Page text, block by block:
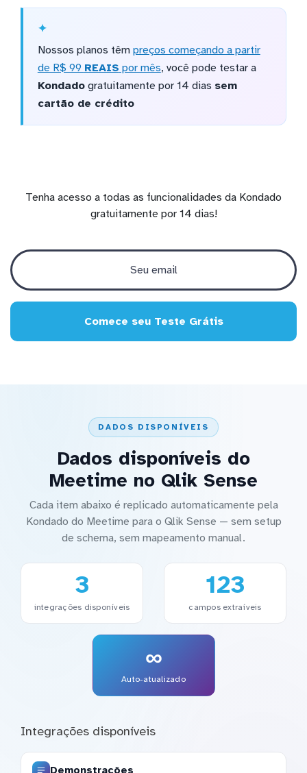
Nossos planos têm preços começando a partir
de R$ 99 REAIS por mês, você pode testar a
Kondadogratuitamente por 14 dias sem
cartão de crédito
Tenha acesso a todas as funcionalidades da Kondado
gratuitamente por 14 dias!
Comece seu Teste Grátis
DADOS DISPONÍVEIS
Dados disponíveis do
Meetime no Qlik Sense
Cada item abaixo é replicado automaticamente pela
Kondado do Meetime para o Qlik Sense — sem setup
de schema, sem mapeamento manual.
3
integrações disponíveis
123
campos extraíveis
∞
Auto-atualizado
Integrações disponíveis
Demonstrações